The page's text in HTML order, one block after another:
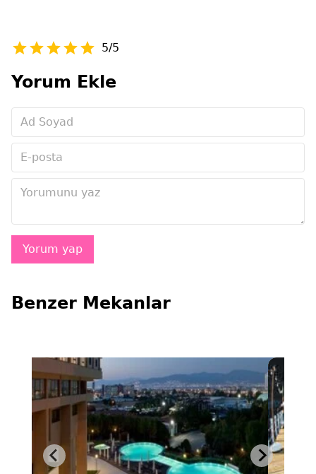
5/5
Yorum Ekle
Benzer Mekanlar